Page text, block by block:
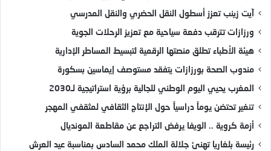
آيت زينب تعزز أسطول النقل الحضري والنقل المدرسي
ورزازات تترقب دفعة سياحية مع تعزيز الرحلات الجوية
هيئة الأطباء تطلق منصتها الرقمية لتبسيط المساطر الإدارية
مندوب الصحة بورزازات يتفقد مستوصف إيماسين بسكورة
المغرب يحيي اليوم الوطني للجالية برؤية استراتيجية لـ2030
تنغير تحتضن يوماً دراسياً حول الإنتاج الثقافي لمثقفي المهجر
أزمة كروية .. الويفا يرفض التراجع عن مقاطعة المونديال
رئيسة بلغاريا تهنئ جلالة الملك محمد السادس بمناسبة عيد العرش